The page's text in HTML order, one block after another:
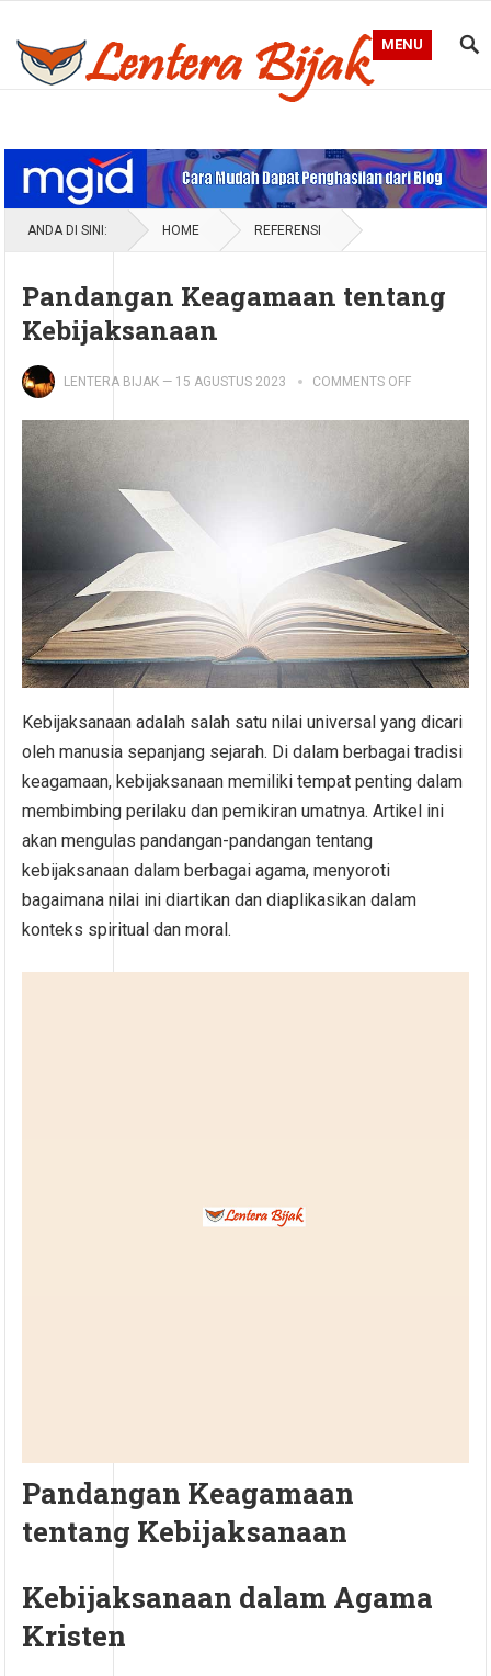
MENU
ANDA DI SINI: HOME REFERENSI
Pandangan Keagamaan tentang
Kebijaksanaan
LENTERA BIJAK — 15 AGUSTUS 2023 COMMENTS OFF
Kebijaksanaan adalah salah satu nilai universal yang dicari
oleh manusia sepanjang sejarah. Di dalam berbagai tradisi
keagamaan, kebijaksanaan memiliki tempat penting dalam
membimbing perilaku dan pemikiran umatnya. Artikel ini
akan mengulas pandangan-pandangan tentang
kebijaksanaan dalam berbagai agama, menyoroti
bagaimana nilai ini diartikan dan diaplikasikan dalam
konteks spiritual dan moral.
Pandangan Keagamaan
tentang Kebijaksanaan
Kebijaksanaan dalam Agama
Kristen